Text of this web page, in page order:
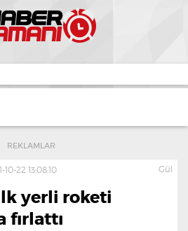
REKLAMLAR
10-22 13:08:10 Gül
yerli roketi
fırlattı